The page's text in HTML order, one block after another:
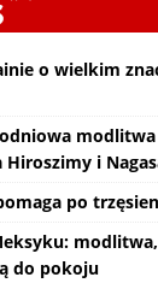
o wielkim
i
po
do pokoju